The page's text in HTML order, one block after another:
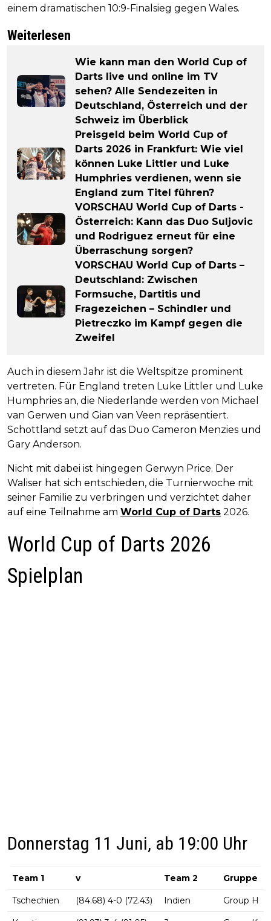
einem dramatischen 10:9-Finalsieg gegen Wales.
Weiterlesen
Wie kann man den World Cup of
Darts live und online im TV
sehen? Alle Sendezeiten in
Deutschland, Österreich und der
Schweiz im Überblick
Preisgeld beim World Cup of
Darts 2026 in Frankfurt: Wie viel
können Luke Littler und Luke
Humphries verdienen, wenn sie
England zum Titel führen?
VORSCHAU World Cup of Darts -
Österreich: Kann das Duo Suljovic
und Rodriguez erneut für eine
Überraschung sorgen?
VORSCHAU World Cup of Darts –
Deutschland: Zwischen
Formsuche, Dartitis und
Fragezeichen – Schindler und
Pietreczko im Kampf gegen die
Zweifel
Auch in diesem Jahr ist die Weltspitze prominent
vertreten. Für England treten Luke Littler und Luke
Humphries an, die Niederlande werden von Michael
van Gerwen und Gian van Veen repräsentiert.
Schottland setzt auf das Duo Cameron Menzies und
Gary Anderson.
Nicht mit dabei ist hingegen Gerwyn Price. Der
Waliser hat sich entschieden, die Turnierwoche mit
seiner Familie zu verbringen und verzichtet daher
auf eine Teilnahme am World Cup of Darts 2026.
World Cup of Darts 2026
Spielplan
Donnerstag 11 Juni, ab 19:00 Uhr
Team 1 v Team 2 Gruppe
Tschechien (84.68) 4-0 (72.43) Indien Group H